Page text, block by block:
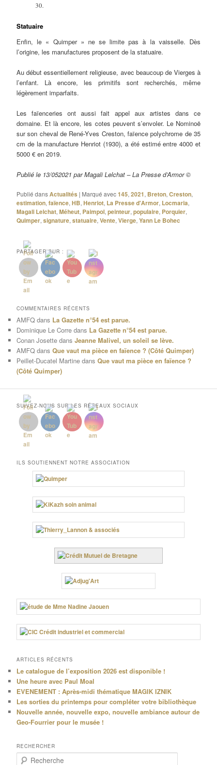
30.
Statuaire
Enfin, le « Quimper » ne se limite pas à la vaisselle. Dès
l’origine, les manufactures proposent de la statuaire.
Au début essentiellement religieuse, avec beaucoup de Vierges à
l’enfant. Là encore, les primitifs sont recherchés, même
légèrement imparfaits.
Les faïenceries ont aussi fait appel aux artistes dans ce
domaine. Et là encore, les cotes peuvent s’envoler. Le Nominoë
sur son cheval de René-Yves Creston, faïence polychrome de 35
cm de la manufacture Henriot (1930), a été estimé entre 4000 et
5000 € en 2019.
Publié le 13/052021 par Magali Lelchat – La Presse d’Armor ©
Publié dansActualités | Marqué avec145,2021, Breton,Creston,
estimation,faïence,HB,Henriot, La Presse d'Armor, Locmaria,
Magali Lelchat,Méheut, Paimpol,peinteur,populaire, Porquier,
Quimper,signature,statuaire,Vente,Vierge,Yann Le Bohec
PARTAGER SUR :
COMMENTAIRES RÉCENTS
AMFQ dans La Gazette n°54 est parue.
Dominique Le Corre dans La Gazette n°54 est parue.
Conan Josette dansJeanne Malivel, un soleil se lève.
AMFQ dansQue vaut ma pièce en faïence ? (Côté Quimper)
Peillet-Ducatel Martine dansQue vaut ma pièce en faïence ?
(Côté Quimper)
SUIVEZ-NOUS SUR LES RÉSEAUX SOCIAUX
ILS SOUTIENNENT NOTRE ASSOCIATION
ARTICLES RÉCENTS
Le catalogue de l’exposition 2026 est disponible !
Une heure avec Paul Moal
EVENEMENT : Après-midi thématique MAGIK IZNIK
Les sorties du printemps pour compléter votre bibliothèque
Nouvelle année, nouvelle expo, nouvelle ambiance autour de
Geo-Fourrier pour le musée !
RECHERCHER